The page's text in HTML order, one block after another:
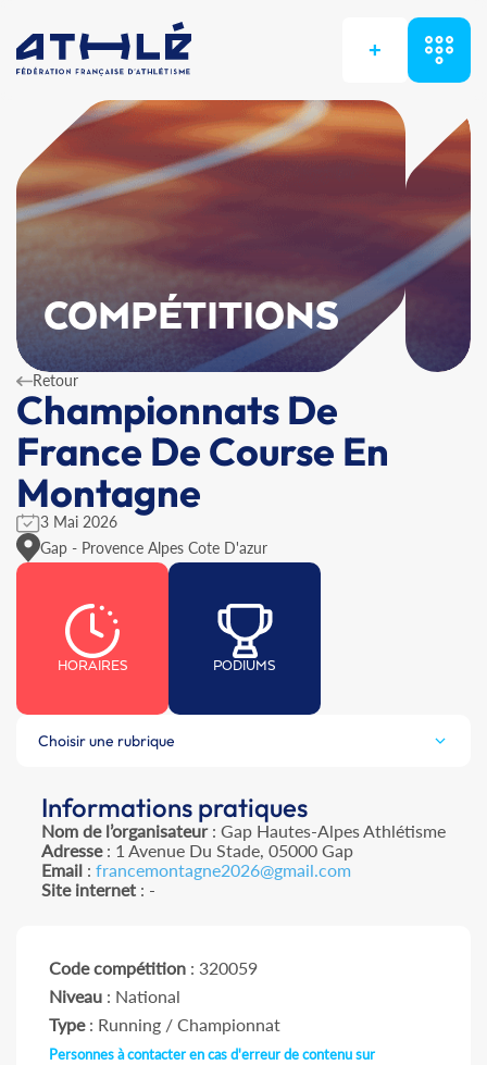
+
COMPÉTITIONS
Retour
Championnats De
France De Course En
Montagne
3 Mai 2026
Gap - Provence Alpes Cote D'azur
HORAIRES PODIUMS
Choisir une rubrique
Informations pratiques
Nom de l’organisateur: Gap Hautes-Alpes Athlétisme
Adresse: 1 Avenue Du Stade, 05000 Gap
Email : francemontagne2026@gmail.com
Site internet : -
Code compétition : 320059
Niveau : National
Type: Running / Championnat
Personnes à contacter en cas d'erreur de contenu sur